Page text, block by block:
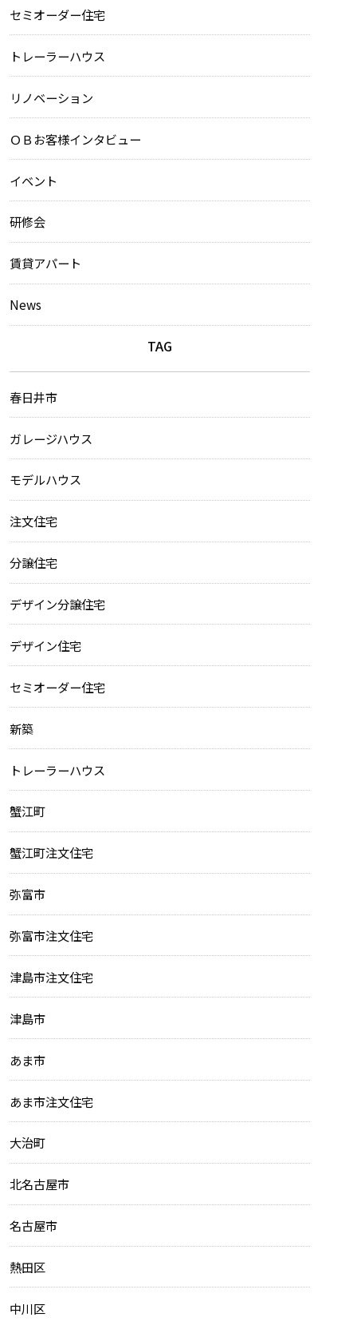
セミオーダー住宅
トレーラーハウス
リノベーション
ＯＢお客様インタビュー
イベント
研修会
賃貸アパート
News
TAG
春日井市
ガレージハウス
モデルハウス
注文住宅
分譲住宅
デザイン分譲住宅
デザイン住宅
セミオーダー住宅
新築
トレーラーハウス
蟹江町
蟹江町注文住宅
弥富市
弥富市注文住宅
津島市注文住宅
津島市
あま市
あま市注文住宅
大治町
北名古屋市
名古屋市
熱田区
中川区